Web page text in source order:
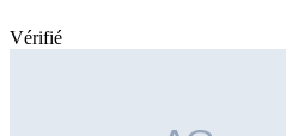
Vérifié